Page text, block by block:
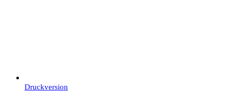
Druckversion